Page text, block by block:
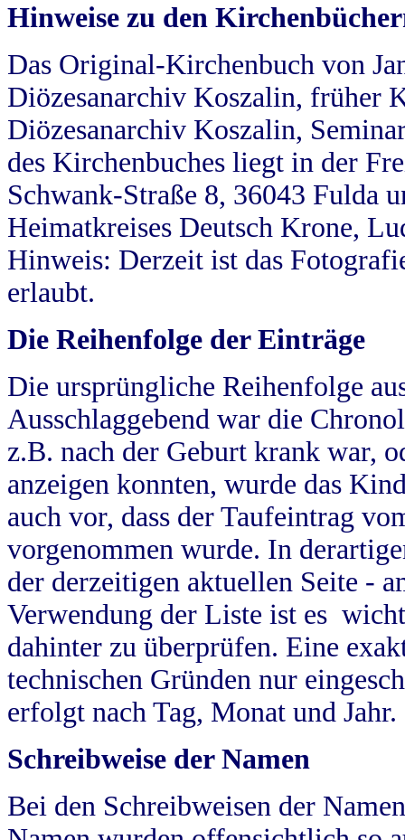
Hinweise zu den
Das Original-Kirchenbuch von
Diözesanarchiv Koszalin, früher
Diözesanarchiv Koszalin,
des Kirchenbuches liegt in der
Schwank-Straße 8, 36043 Fulda
Heimatkreises Deutsch Krone,
Hinweis: Derzeit ist das
erlaubt.
Die Reihenfolge der Einträge
Die ursprüngliche Reihenfolge
Ausschlaggebend war die
z.B. nach der Geburt krank war,
anzeigen konnten, wurde das
auch vor, dass der Taufeintrag
vorgenommen wurde. In
der derzeitigen aktuellen Seite -
Verwendung der Liste ist es
dahinter zu überprüfen. Eine
technischen Gründen nur
erfolgt nach Tag, Monat und Jahr.
Schreibweise der Namen
Bei den Schreibweisen der